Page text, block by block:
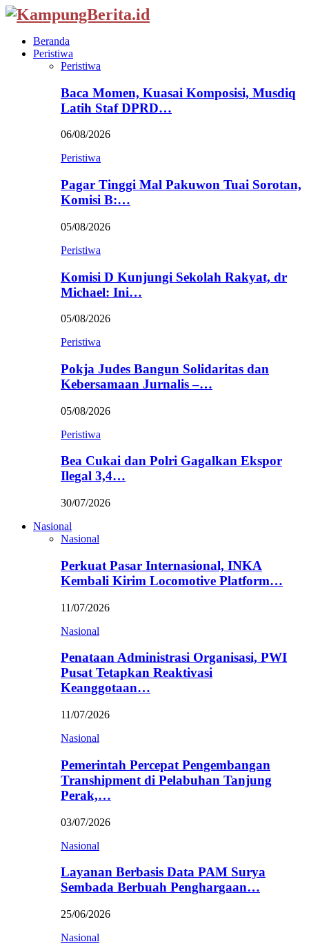
Beranda
Peristiwa
Peristiwa
Baca Momen, Kuasai Komposisi, Musdiq
Latih Staf DPRD…
06/08/2026
Peristiwa
Pagar Tinggi Mal Pakuwon Tuai Sorotan,
Komisi B:…
05/08/2026
Peristiwa
Komisi D Kunjungi Sekolah Rakyat, dr
Michael: Ini…
05/08/2026
Peristiwa
Pokja Judes Bangun Solidaritas dan
Kebersamaan Jurnalis –…
05/08/2026
Peristiwa
Bea Cukai dan Polri Gagalkan Ekspor
Ilegal 3,4…
30/07/2026
Nasional
Nasional
Perkuat Pasar Internasional, INKA
Kembali Kirim Locomotive Platform…
11/07/2026
Nasional
Penataan Administrasi Organisasi, PWI
Pusat Tetapkan Reaktivasi
Keanggotaan…
11/07/2026
Nasional
Pemerintah Percepat Pengembangan
Transhipment di Pelabuhan Tanjung
Perak,…
03/07/2026
Nasional
Layanan Berbasis Data PAM Surya
Sembada Berbuah Penghargaan…
25/06/2026
Nasional